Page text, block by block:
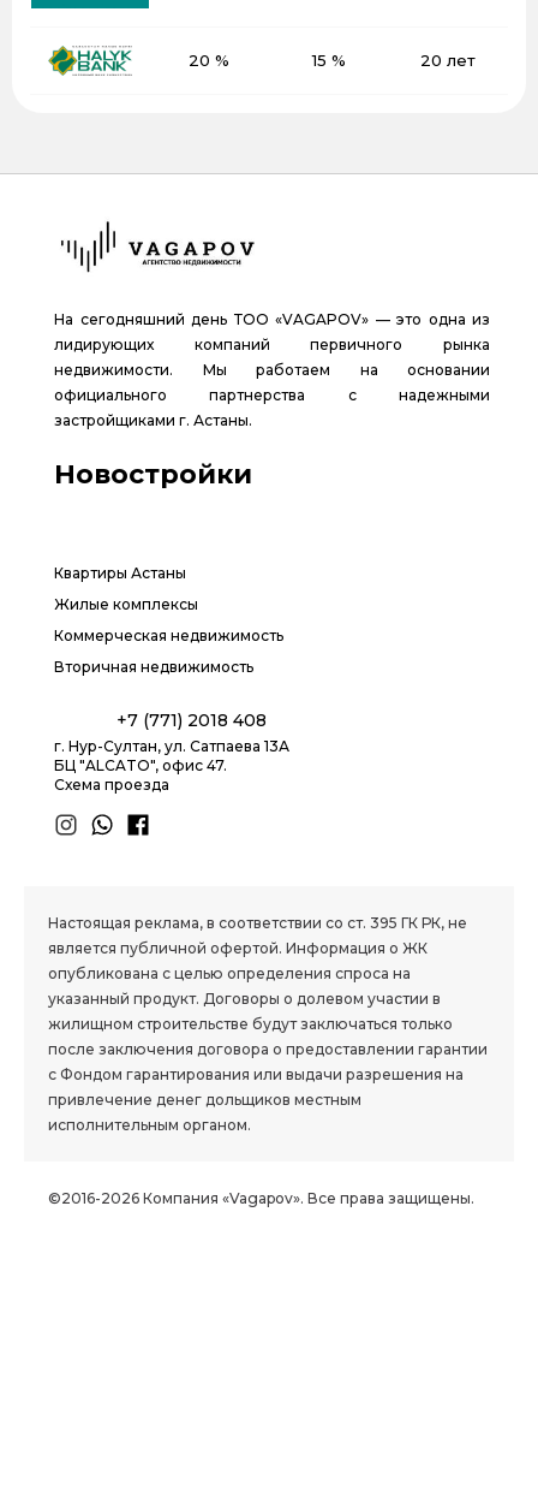
20 % 15 % 20 лет
На сегодняшний день ТОО «VAGAPOV» — это одна из
лидирующих компаний первичного рынка
недвижимости. Мы работаем на основании
официального партнерства с надежными
застройщиками г. Астаны.
Новостройки
Квартиры Астаны
Жилые комплексы
Коммерческая недвижимость
Вторичная недвижимость
+7 (771) 2018 408
г. Нур-Султан, ул. Сатпаева 13А
БЦ "ALCATO", офис 47.
Схема проезда
Настоящая реклама, в соответствии со ст. 395 ГК РК, не
является публичной офертой. Информация о ЖК
опубликована с целью определения спроса на
указанный продукт. Договоры о долевом участии в
жилищном строительстве будут заключаться только
после заключения договора о предоставлении гарантии
с Фондом гарантирования или выдачи разрешения на
привлечение денег дольщиков местным
исполнительным органом.
©2016-2026 Компания «Vagapov». Все права защищены.